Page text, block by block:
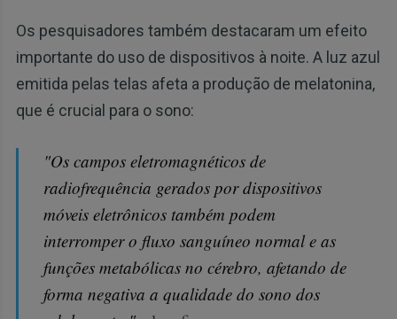
Os pesquisadores também destacaram um efeito
importante do uso de dispositivos à noite. A luz azul
emitida pelas telas afeta a produção de melatonina,
que é crucial para o sono:
"Os campos eletromagnéticos de
radiofrequência gerados por dispositivos
móveis eletrônicos também podem
interromper o fluxo sanguíneo normal e as
funções metabólicas no cérebro, afetando de
forma negativa a qualidade do sono dos